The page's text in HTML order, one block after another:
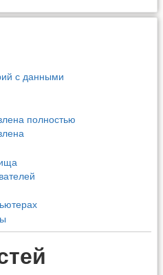
с данными
полностью